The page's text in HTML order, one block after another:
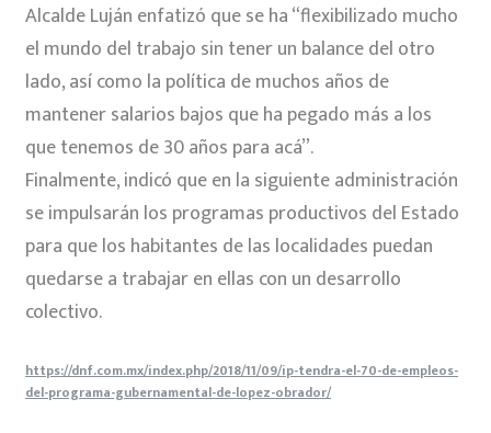
Alcalde Luján enfatizó que se ha “flexibilizado mucho
el mundo del trabajo sin tener un balance del otro
lado, así como la política de muchos años de
mantener salarios bajos que ha pegado más a los
que tenemos de 30 años para acá”.
Finalmente, indicó que en la siguiente administración
se impulsarán los programas productivos del Estado
para que los habitantes de las localidades puedan
quedarse a trabajar en ellas con un desarrollo
colectivo.
https://dnf.com.mx/index.php/2018/11/09/ip-tendra-el-70-de-empleos-
del-programa-gubernamental-de-lopez-obrador/